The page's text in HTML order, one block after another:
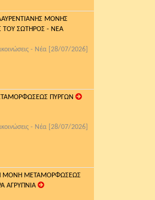
ΜΟΝΗΣ
ΣΩΤΗΡΟΣ - ΝΕΑ
- Νέα [28/07/2026]
ΠΥΡΓΩΝ
- Νέα [28/07/2026]
ΜΟΝΗ ΜΕΤΑΜΟΡΦΩΣΕΩΣ
ΑΓΡΥΠΝΙΑ